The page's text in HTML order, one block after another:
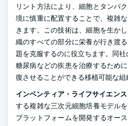
リント方法により、細胞とタンパ
境に慎重に配置することで、複雑
きます。この技術は、細胞を生か
織のすべての部分に栄養が行き渡
題を克服するのに役立ちます。同
糖尿病などの疾患を治療するため
復させることができる移植可能な組
インベンティア・ライフサイエンス
する複雑な三次元細胞培養モデル
プラットフォームを開発するオー